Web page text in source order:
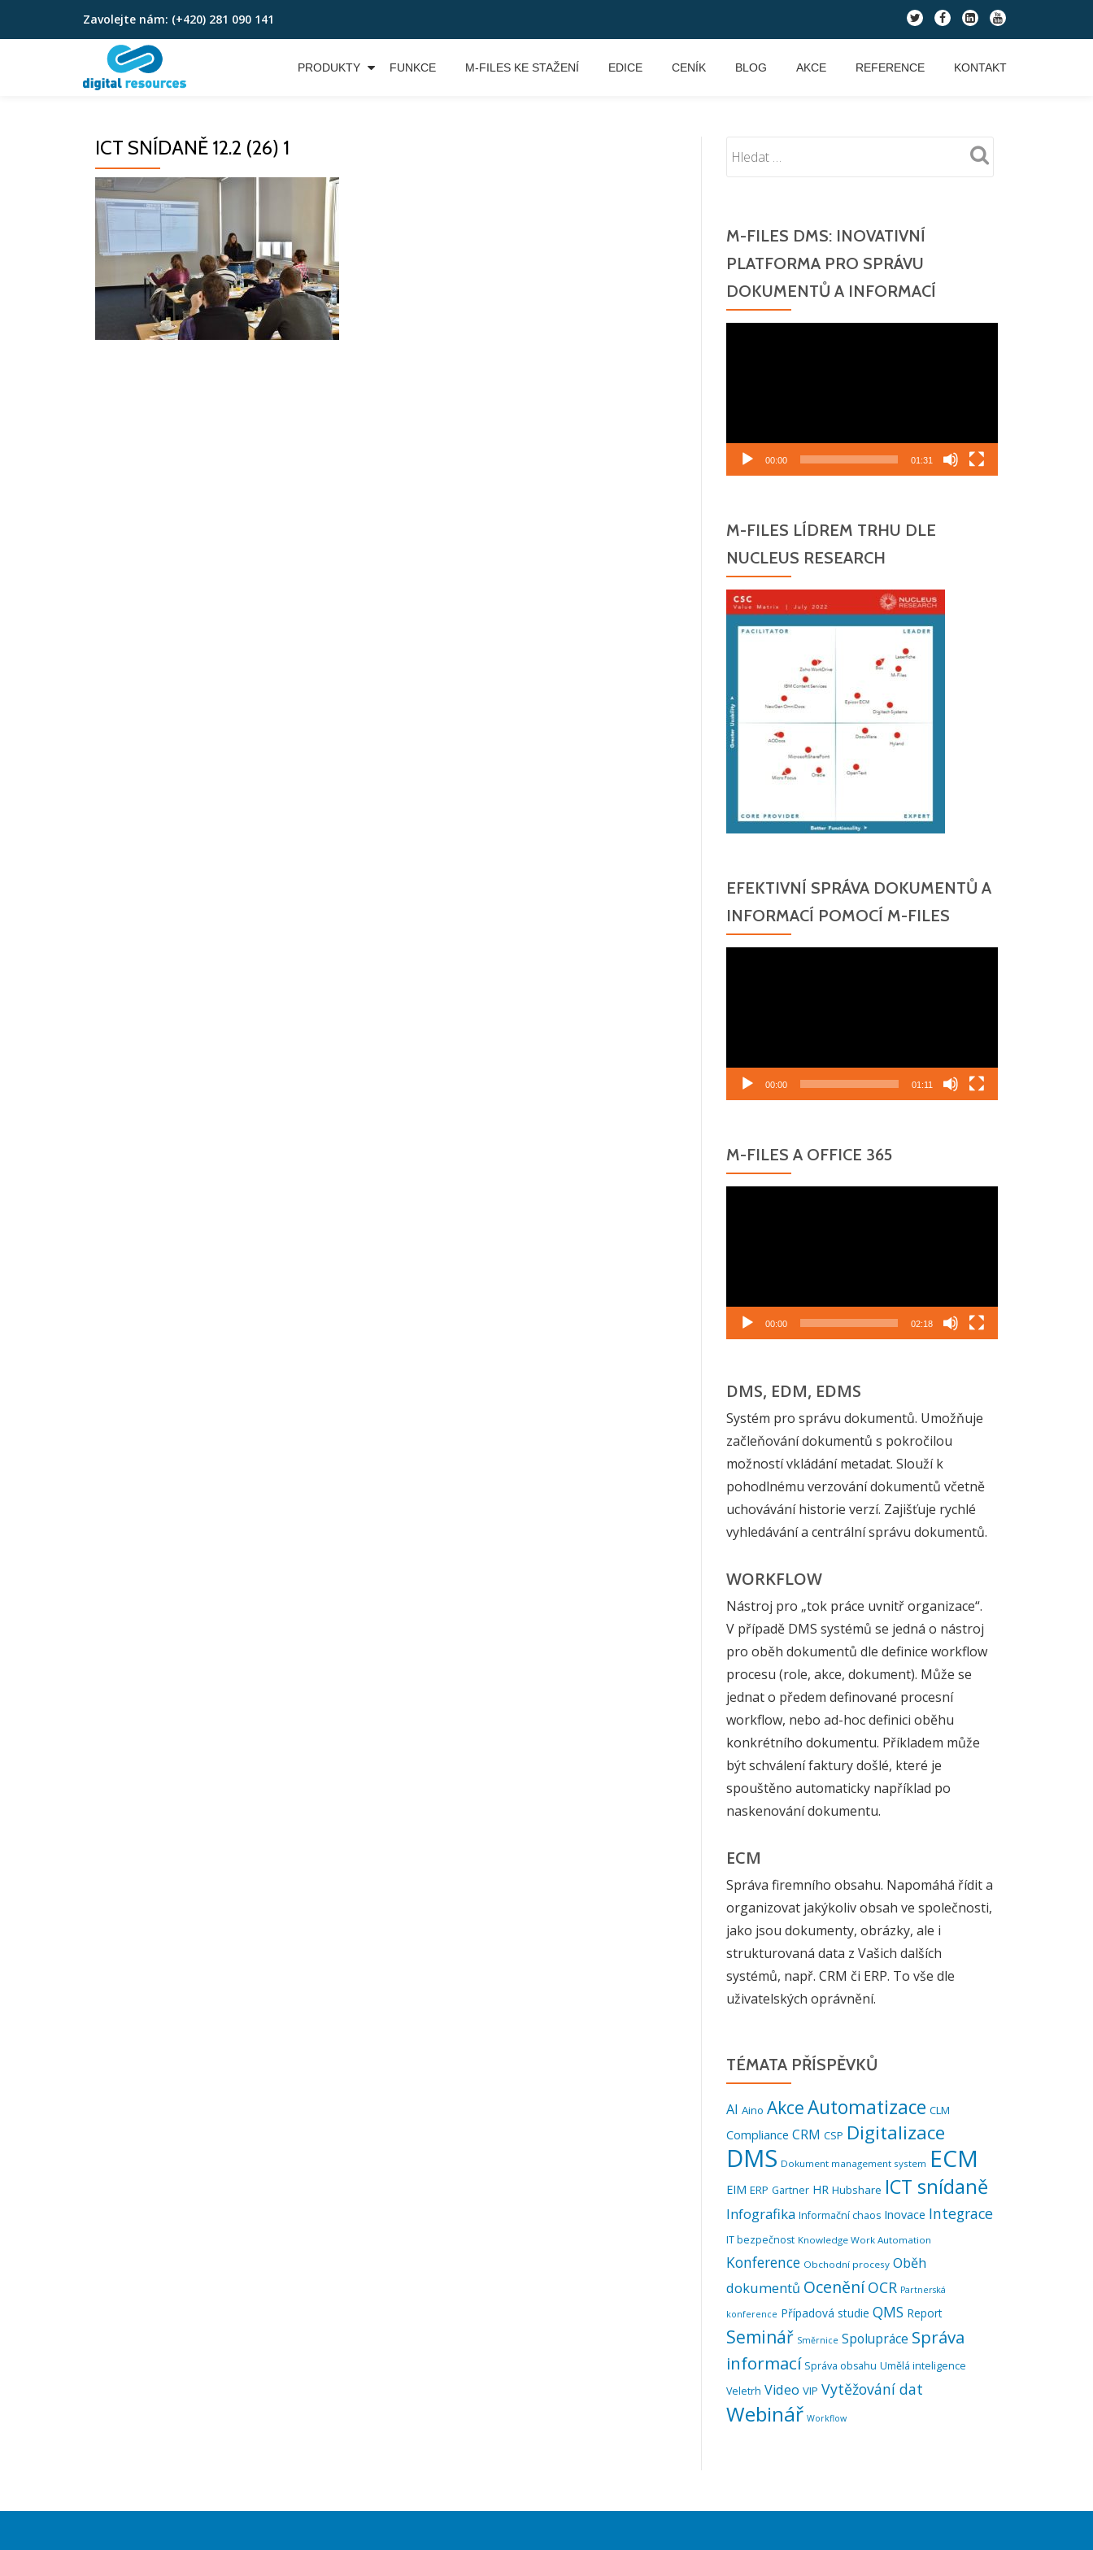
Přeskočit
Zavolejte nám: (+420) 281 090 141
fa-
twitter
fa-
facebook
fa-
linkedin-
square
fa-
youtube
PRODUKTY FUNKCE M-FILES KE STAŽENÍ EDICE CENÍK BLOG AKCE REFERENCE KONTAKT
ICT SNÍDANĚ 12.2 (26) 1
M-FILES DMS: INOVATIVNÍ
PLATFORMA PRO SPRÁVU
DOKUMENTŮ A INFORMACÍ
00:00 01:31
M-FILES LÍDREM TRHU DLE
NUCLEUS RESEARCH
EFEKTIVNÍ SPRÁVA DOKUMENTŮ A
INFORMACÍ POMOCÍ M-FILES
00:00 01:11
M-FILES A OFFICE 365
00:00 02:18
DMS, EDM, EDMS
Systém pro správu dokumentů. Umožňuje
začleňování dokumentů s pokročilou
možností vkládání metadat. Slouží k
pohodlnému verzování dokumentů včetně
uchovávání historie verzí. Zajišťuje rychlé
vyhledávání a centrální správu dokumentů.
WORKFLOW
Nástroj pro „tok práce uvnitř organizace“.
V případě DMS systémů se jedná o nástroj
pro oběh dokumentů dle definice workflow
procesu (role, akce, dokument). Může se
jednat o předem definované procesní
workflow, nebo ad-hoc definici oběhu
konkrétního dokumentu. Příkladem může
být schválení faktury došlé, které je
spouštěno automaticky například po
naskenování dokumentu.
ECM
Správa firemního obsahu. Napomáhá řídit a
organizovat jakýkoliv obsah ve společnosti,
jako jsou dokumenty, obrázky, ale i
strukturovaná data z Vašich dalších
systémů, např. CRM či ERP. To vše dle
uživatelských oprávnění.
TÉMATA PŘÍSPĚVKŮ
AI Aino AkceAutomatizace CLM
Compliance CRM CSP Digitalizace
DMS Dokument management system ECM
EIM ERP Gartner HR Hubshare ICT snídaně
Infografika Informační chaos Inovace Integrace
IT bezpečnost Knowledge Work Automation
Konference Obchodní procesy Oběh
dokumentů Ocenění OCR Partnerská
konference Případová studie QMS Report
Seminář Směrnice Spolupráce Správa
informací Správa obsahu Umělá inteligence
Veletrh Video VIP Vytěžování dat
Webinář Workflow